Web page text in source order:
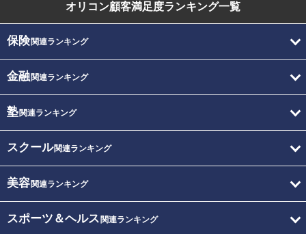
オリコン顧客満足度ランキング一覧
保険関連ランキング
金融関連ランキング
塾関連ランキング
スクール関連ランキング
美容関連ランキング
スポーツ＆ヘルス 関連ランキング